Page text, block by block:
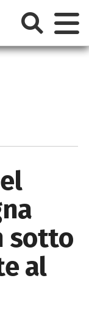
sotto
al